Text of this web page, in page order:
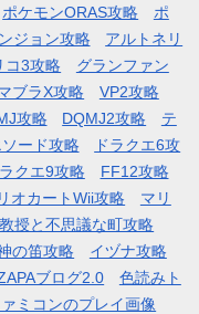
ポケモンORAS攻略
ポ
ジョン攻略
アルトネリ
コ3攻略
グランファン
ブラX攻略
VP2攻略
攻略 DQMJ2攻略
テ
ソード攻略
ドラクエ6攻
ラクエ9攻略
FF12攻略
オカートWii攻略
マリ
授と不思議な町攻略
の笛攻略
イヅナ攻略
ブログ2.0
色読みト
ミコンのプレイ画像